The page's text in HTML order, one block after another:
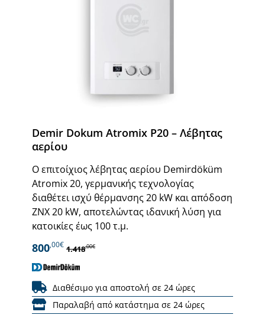
Demir Dokum Atromix P20 – Λέβητας
αερίου
Ο επιτοίχιος λέβητας αερίου Demirdöküm
Atromix 20, γερμανικής τεχνολογίας
διαθέτει ισχύ θέρμανσης 20 kW και απόδοση
ΖΝΧ 20 kW, αποτελώντας ιδανική λύση για
κατοικίες έως 100 τ.μ.
800,00€ 1.418,00€
Διαθέσιμο για αποστολή σε 24 ώρες
Παραλαβή από κατάστημα σε 24 ώρες